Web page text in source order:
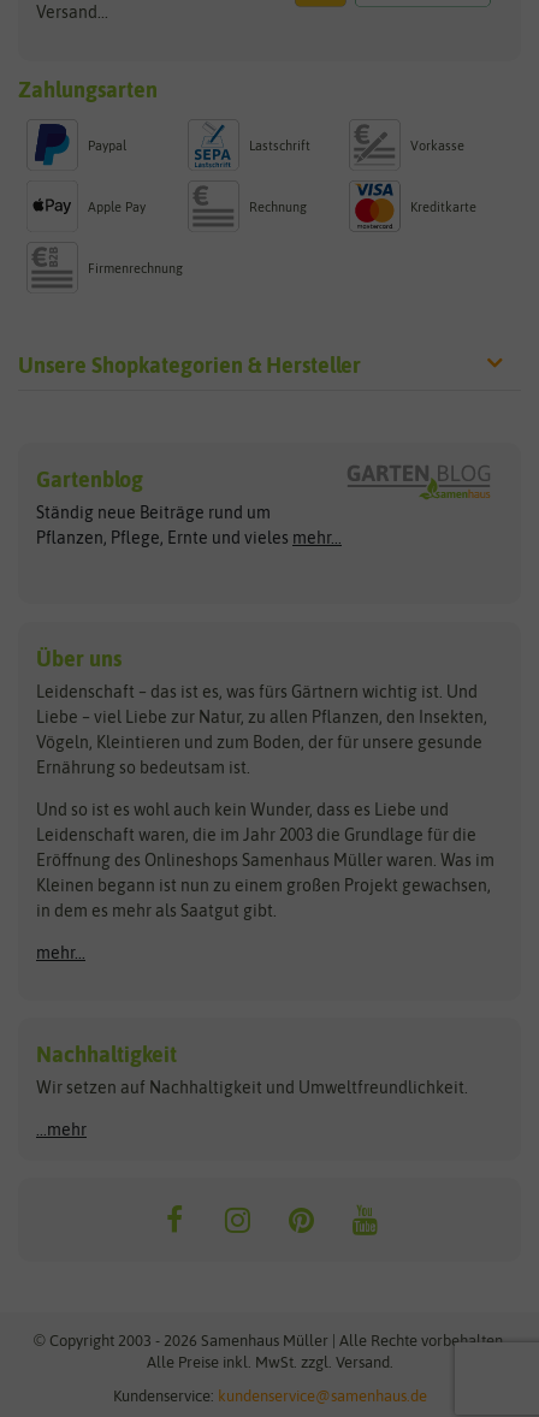
Versand...
Zahlungsarten
Paypal Lastschrift Vorkasse
Apple Pay Rechnung Kreditkarte
Firmenrechnung
Unsere Shopkategorien & Hersteller
Exotische Samen
Gemüsesamen
Gründünger
Kräutersamen
Obstsamen
Pilzbrut
Rasensamen
Steckzwiebeln
Zimmer & Kübelpflanzen
Kataloge
Schnäppchen
Anzucht & Gartenzubehör
Anzuchtschalen
Heizmatte & Heizkabel
Kokos-Quelltabletten
Zimmergewächshaus
Maissamen
Paprikasamen
Arche Noah
ASB Greenworld
Benary
Bingenheimer Saatgut
Bionana
BIOWOL
Blumicorn
Bûten Birds
Carl Pabst
Clever Pots
COMPO
Dürr-Samen
Feldsaaten Freudenberger
Fertil
Flora Elite
Florissa
Flortis
Franchi Sementi
Greenline
Hortitops
JUB Holland
Küpper
Ladbrooke Soil Blockers
Gartenblog
Ständig neue Beiträge rund um
Pflanzen, Pflege, Ernte und vieles mehr...
Über uns
Leidenschaft – das ist es, was fürs Gärtnern wichtig ist. Und
Liebe – viel Liebe zur Natur, zu allen Pflanzen, den Insekten,
Vögeln, Kleintieren und zum Boden, der für unsere gesunde
Ernährung so bedeutsam ist.
Und so ist es wohl auch kein Wunder, dass es Liebe und
Leidenschaft waren, die im Jahr 2003 die Grundlage für die
Eröffnung des Onlineshops Samenhaus Müller waren. Was im
Kleinen begann ist nun zu einem großen Projekt gewachsen,
in dem es mehr als Saatgut gibt.
mehr...
Nachhaltigkeit
Wir setzen auf Nachhaltigkeit und Umweltfreundlichkeit.
...mehr
© Copyright 2003 - 2026 Samenhaus Müller | Alle Rechte vorbehalten.
Alle Preise inkl. MwSt. zzgl. Versand.
Kundenservice: kundenservice@samenhaus.de